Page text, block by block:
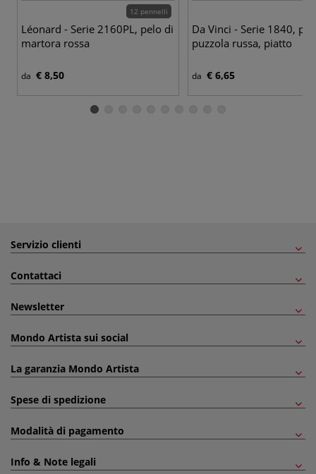
12 pennelli
Léonard - Serie 2160PL, pelo di
martora rossa
da € 8,50
Da Vinci - Serie 1840,
puzzola russa, piatto
da € 6,65
Servizio clienti
Contattaci
Newsletter
Mondo Artista sui social
La garanzia Mondo Artista
Spese di spedizione
Modalità di pagamento
Info & Note legali